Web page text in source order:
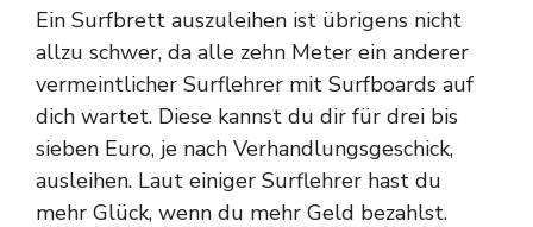
Ein Surfbrett auszuleihen ist übrigens nicht
allzu schwer, da alle zehn Meter ein anderer
vermeintlicher Surflehrer mit Surfboards auf
dich wartet. Diese kannst du dir für drei bis
sieben Euro, je nach Verhandlungsgeschick,
ausleihen. Laut einiger Surflehrer hast du
mehr Glück, wenn du mehr Geld bezahlst.